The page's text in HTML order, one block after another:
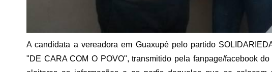
A candidata a vereadora em Guaxupé pelo partido
"DE CARA COM O POVO", transmitido pela fanpage/facebook